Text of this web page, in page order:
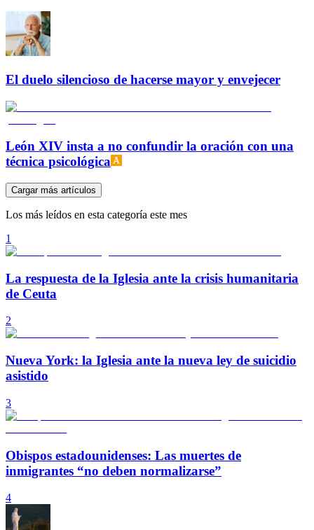
El duelo silencioso de hacerse mayor y envejecer
León XIV insta a no confundir la oración con una
técnica psicológica
Cargar más artículos
Los más leídos en esta categoría este mes
1
La respuesta de la Iglesia ante la crisis humanitaria
de Ceuta
2
Nueva York: la Iglesia ante la nueva ley de suicidio
asistido
3
Obispos estadounidenses: Las muertes de
inmigrantes “no deben normalizarse”
4